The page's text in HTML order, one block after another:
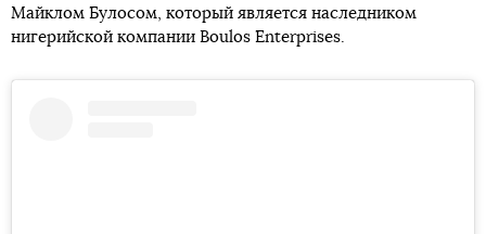
Майклом Булосом, который является наследником
нигерийской компании Boulos Enterprises.